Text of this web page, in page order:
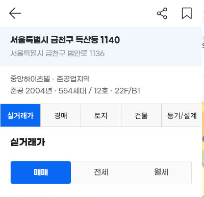
서울특별시 금천구 독산동 1140
서울특별시 금천구 범안로 1136
중앙하이츠빌 · 준공업지역
준공 2004년 · 554세대 / 12호 · 22F/B1
실거래가 경매 토지 건물 등기/설계
실거래가
매매 전세 월세